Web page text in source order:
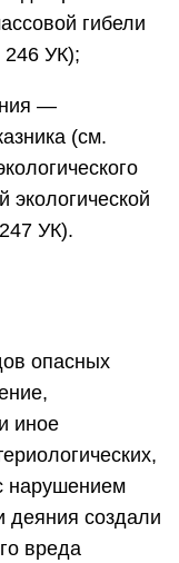
гибели
246 УК);
—
(см.
экологической
УК).
опасных
иное
нарушением
деяния создали
вреда